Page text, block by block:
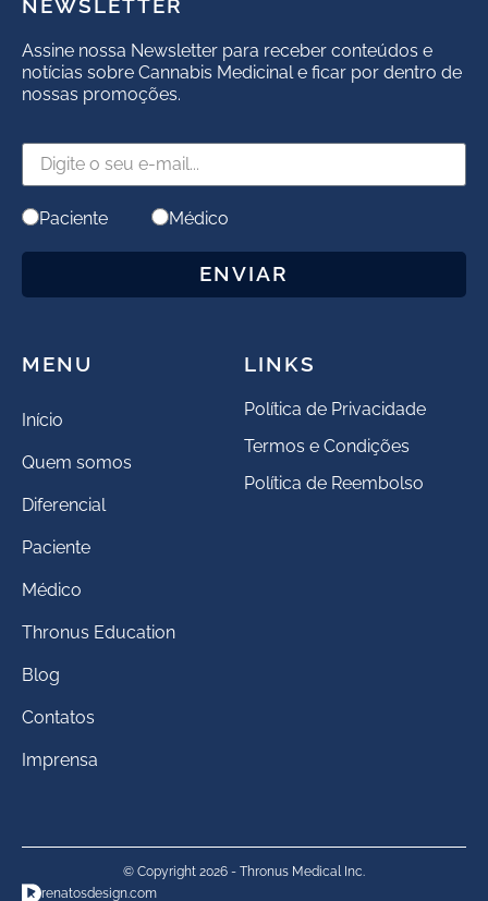
NEWSLETTER
Assine nossa Newsletter para receber conteúdos e
notícias sobre Cannabis Medicinal e ficar por dentro de
nossas promoções.
Paciente Médico
ENVIAR
MENU
Início
Quem somos
Diferencial
Paciente
Médico
Thronus Education
Blog
Contatos
Imprensa
LINKS
Política de Privacidade
Termos e Condições
Política de Reembolso
© Copyright 2026 - Thronus Medical Inc.
renatosdesign.com